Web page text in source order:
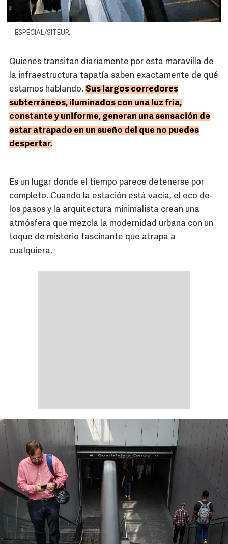
ESPECIAL/SITEUR.
Quienes transitan diariamente por esta maravilla de
la infraestructura tapatía saben exactamente de qué
estamos hablando. Sus largos corredores
subterráneos, iluminados con una luz fría,
constante y uniforme, generan una sensación de
estar atrapado en un sueño del que no puedes
despertar.
Es un lugar donde el tiempo parece detenerse por
completo. Cuando la estación está vacía, el eco de
los pasos y la arquitectura minimalista crean una
atmósfera que mezcla la modernidad urbana con un
toque de misterio fascinante que atrapa a
cualquiera.